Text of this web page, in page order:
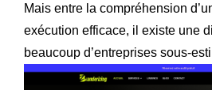
Mais entre la compréhension
exécution efficace, il existe une
beaucoup d’entreprises sous-